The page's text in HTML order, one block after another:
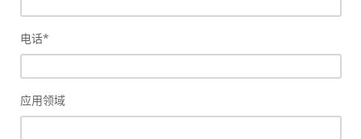
电话*
应用领域